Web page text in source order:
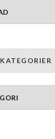
KATEGORIER